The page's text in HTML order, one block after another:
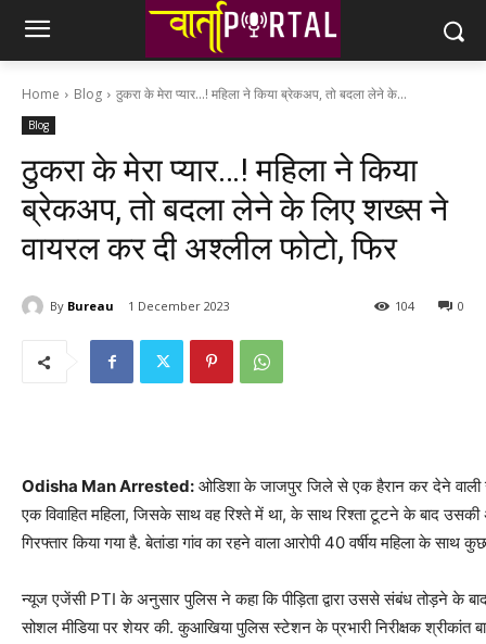
Home Blog ठुकरा के मेरा प्यार...! महिला ने किया ब्रेकअप, तो बदला लेने के...
Blog
ठुकरा के मेरा प्यार…! महिला ने किया
ब्रेकअप, तो बदला लेने के लिए शख्स ने
वायरल कर दी अश्लील फोटो, फिर
By Bureau 1 December 2023 0
104
Odisha Man Arrested: ओडिशा के जाजपुर जिले से एक हैरान कर देने वाली
एक विवाहित महिला, जिसके साथ वह रिश्ते में था, के साथ रिश्ता टूटने के बाद
गिरफ्तार किया गया है. बेतांडा गांव का रहने वाला आरोपी 40 वर्षीय महिला के साथ
न्यूज एजेंसी PTI के अनुसार पुलिस ने कहा कि पीड़िता द्वारा उससे संबंध तोड़ने के
सोशल मीडिया पर शेयर की. कुआखिया पुलिस स्टेशन के प्रभारी निरीक्षक श्रीकांत